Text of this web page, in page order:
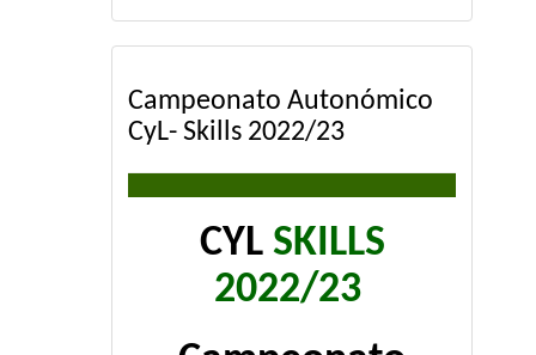
Campeonato Autonómico
CyL- Skills 2022/23
CYL SKILLS
2022/23